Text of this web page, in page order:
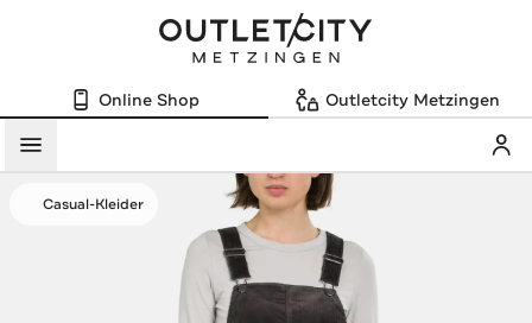
Online Shop Outletcity Metzingen
Menü
Casual-Kleider